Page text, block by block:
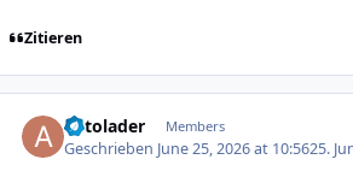
Zitieren
autolader Members
Geschrieben June 25, 2026 at 10:5625.